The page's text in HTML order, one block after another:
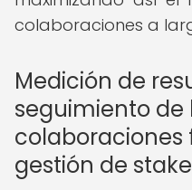
colaboraciones a
Medición de
seguimiento de
colaboraciones
gestión de